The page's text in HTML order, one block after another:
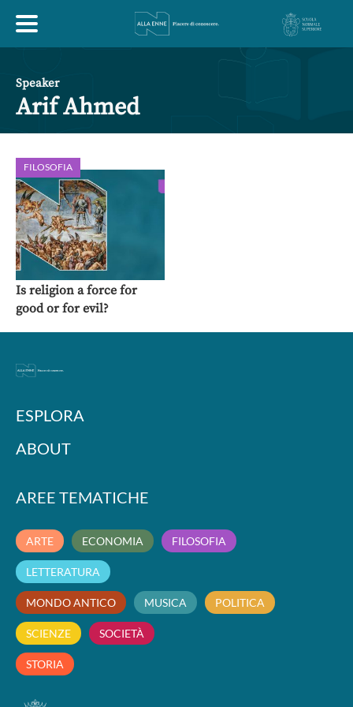
ESPLORA
ABOUT
ARTE
LETTERATURA MONDO ANTICO
POLITICA
Speaker
Arif Ahmed
FILOSOFIA
Is religion a force for
good or for evil?
ESPLORA
ABOUT
AREE TEMATICHE
ARTE ECONOMIA FILOSOFIA
LETTERATURA
MONDO ANTICO MUSICA POLITICA
SCIENZE SOCIETÀ
STORIA